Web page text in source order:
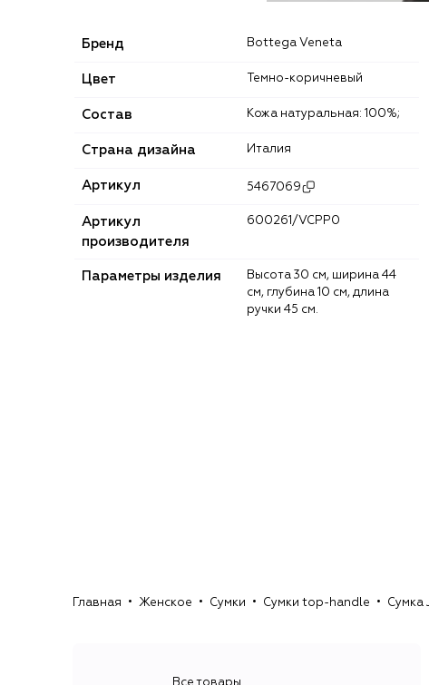
Бренд Bottega Veneta
Цвет Темно-коричневый
Состав Кожа натуральная: 100%;
Страна дизайна Италия
Артикул 5467069
Артикул
производителя
600261/VCPP0
Параметры изделия
Высота 30 см, ширина 44
см, глубина 10 см, длина
ручки 45 см.
Главная Женское Сумки Сумки top-handle Сумка